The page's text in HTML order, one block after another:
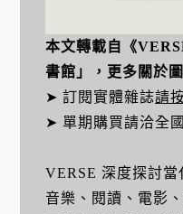
本文轉載自《
書館」，更多關於
➤ 訂閱實體雜誌請
➤ 單期購買請洽全
VERSE 深度探討
音樂、閱讀、電影